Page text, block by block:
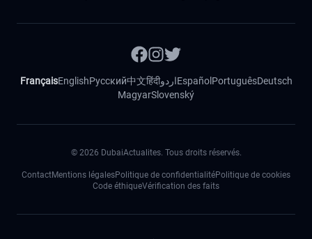
FrançaisEnglishРусский中文हिंदीاردوEspañol PortuguêsDeutsch
MagyarSlovenský
© 2026 DubaiActualites. Tous droits réservés.
ContactMentions légalesPolitique de confidentialitéPolitique de cookies
Code éthiqueVérification des faits